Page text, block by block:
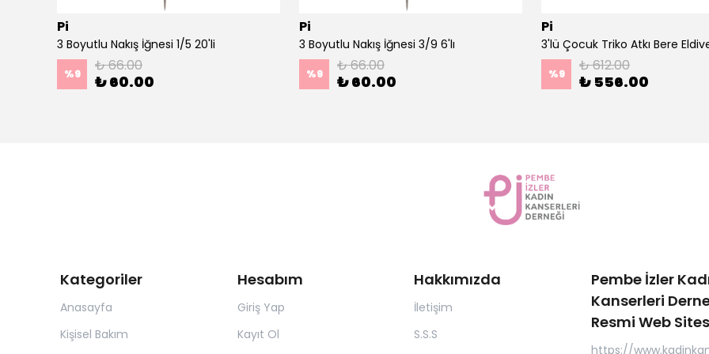
Pi
3 Boyutlu Nakış İğnesi 1/5 20'li
%9 ₺ 66.00
₺ 60.00
Pi
3 Boyutlu Nakış İğnesi 3/9 6'lı
%9 ₺ 66.00
₺ 60.00
Pi
%9 ₺ 612.00
₺ 556.00
Kategoriler
Anasayfa
Kişisel Bakım
Hesabım
Giriş Yap
Kayıt Ol
Hakkımızda
İletişim
S.S.S
Pembe İzler
Kanserleri
Resmi Web
https://